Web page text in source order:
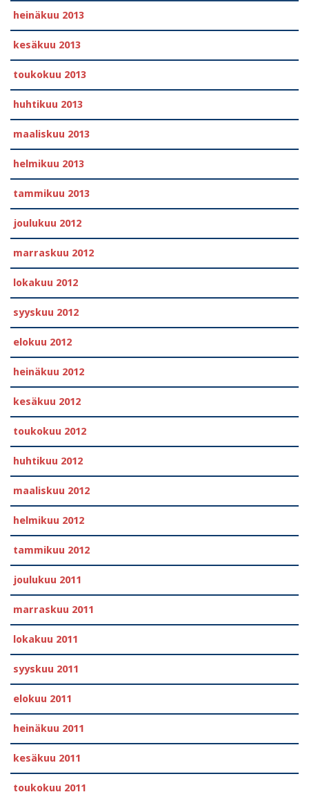
heinäkuu 2013
kesäkuu 2013
toukokuu 2013
huhtikuu 2013
maaliskuu 2013
helmikuu 2013
tammikuu 2013
joulukuu 2012
marraskuu 2012
lokakuu 2012
syyskuu 2012
elokuu 2012
heinäkuu 2012
kesäkuu 2012
toukokuu 2012
huhtikuu 2012
maaliskuu 2012
helmikuu 2012
tammikuu 2012
joulukuu 2011
marraskuu 2011
lokakuu 2011
syyskuu 2011
elokuu 2011
heinäkuu 2011
kesäkuu 2011
toukokuu 2011